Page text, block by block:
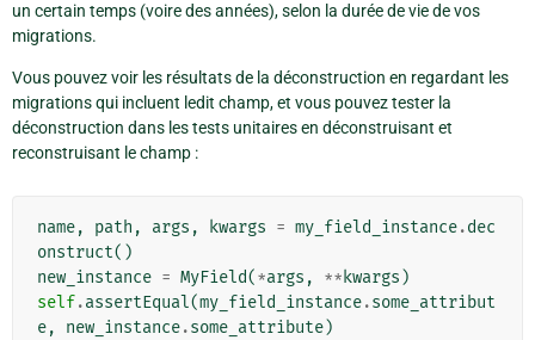
un certain temps (voire des années), selon la durée de vie de vos
migrations.
Vous pouvez voir les résultats de la déconstruction en regardant les
migrations qui incluent ledit champ, et vous pouvez tester la
déconstruction dans les tests unitaires en déconstruisant et
reconstruisant le champ :
name, path , args , kwargs = my_field_instance.dec
onstruct()
new_instance = MyField(*args , **kwargs )
self.assertEqual(my_field_instance.some_attribut
e, new_instance.some_attribute)